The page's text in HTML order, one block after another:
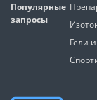
Популярные
запросы
Гели